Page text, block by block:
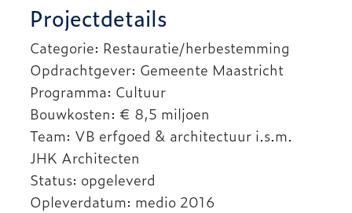
Projectdetails
Categorie: Restauratie/herbestemming
Opdrachtgever: Gemeente Maastricht
Programma: Cultuur
Bouwkosten: € 8,5 miljoen
Team: VB erfgoed & architectuur i.s.m.
JHK Architecten
Status: opgeleverd
Opleverdatum: medio 2016